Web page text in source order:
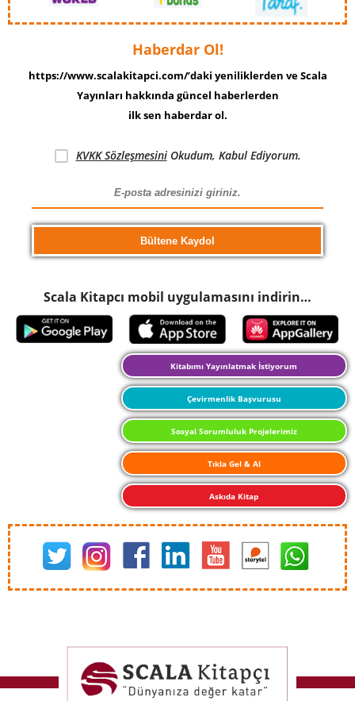
Haberdar Ol!
https://www.scalakitapci.com/’daki yeniliklerden ve Scala
Yayınları hakkında güncel haberlerden
ilk sen haberdar ol.
KVKK SözleşmesiniOkudum, Kabul Ediyorum.
Scala Kitapcı mobil uygulamasını indirin…
Kitabımı Yayınlatmak İstiyorum
Çevirmenlik Başvurusu
Sosyal Sorumluluk Projelerimiz
Tıkla Gel & Al
Askıda Kitap